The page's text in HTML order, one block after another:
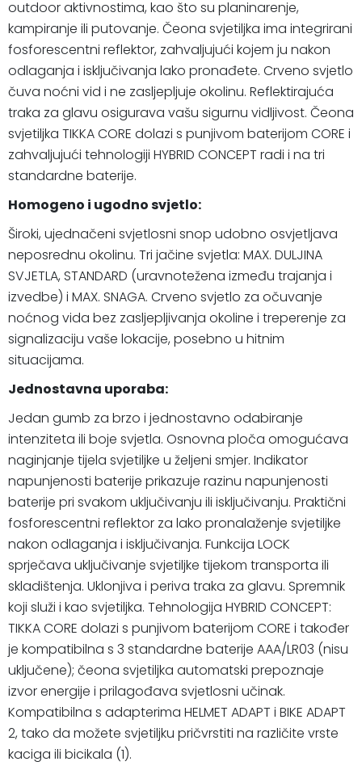
outdoor aktivnostima, kao što su planinarenje,
kampiranje ili putovanje. Čeona svjetiljka ima integrirani
fosforescentni reflektor, zahvaljujući kojem ju nakon
odlaganja i isključivanja lako pronađete. Crveno svjetlo
čuva noćni vid i ne zasljepljuje okolinu. Reflektirajuća
traka za glavu osigurava vašu sigurnu vidljivost. Čeona
svjetiljka TIKKA CORE dolazi s punjivom baterijom CORE i
zahvaljujući tehnologiji HYBRID CONCEPT radi i na tri
standardne baterije.
Homogeno i ugodno svjetlo:
Široki, ujednačeni svjetlosni snop udobno osvjetljava
neposrednu okolinu. Tri jačine svjetla: MAX. DULJINA
SVJETLA, STANDARD (uravnotežena između trajanja i
izvedbe) i MAX. SNAGA. Crveno svjetlo za očuvanje
noćnog vida bez zasljepljivanja okoline i treperenje za
signalizaciju vaše lokacije, posebno u hitnim
situacijama.
Jednostavna uporaba:
Jedan gumb za brzo i jednostavno odabiranje
intenziteta ili boje svjetla. Osnovna ploča omogućava
naginjanje tijela svjetiljke u željeni smjer. Indikator
napunjenosti baterije prikazuje razinu napunjenosti
baterije pri svakom uključivanju ili isključivanju. Praktični
fosforescentni reflektor za lako pronalaženje svjetiljke
nakon odlaganja i isključivanja. Funkcija LOCK
sprječava uključivanje svjetiljke tijekom transporta ili
skladištenja. Uklonjiva i periva traka za glavu. Spremnik
koji služi i kao svjetiljka. Tehnologija HYBRID CONCEPT:
TIKKA CORE dolazi s punjivom baterijom CORE i također
je kompatibilna s 3 standardne baterije AAA/LR03 (nisu
uključene); čeona svjetiljka automatski prepoznaje
izvor energije i prilagođava svjetlosni učinak.
Kompatibilna s adapterima HELMET ADAPT i BIKE ADAPT
2, tako da možete svjetiljku pričvrstiti na različite vrste
kaciga ili bicikala (1).